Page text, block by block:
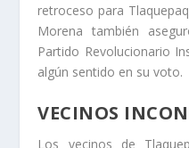
retroceso para
Morena también
Partido Revolucionario
algún sentido en su voto.
VECINOS
Los vecinos de